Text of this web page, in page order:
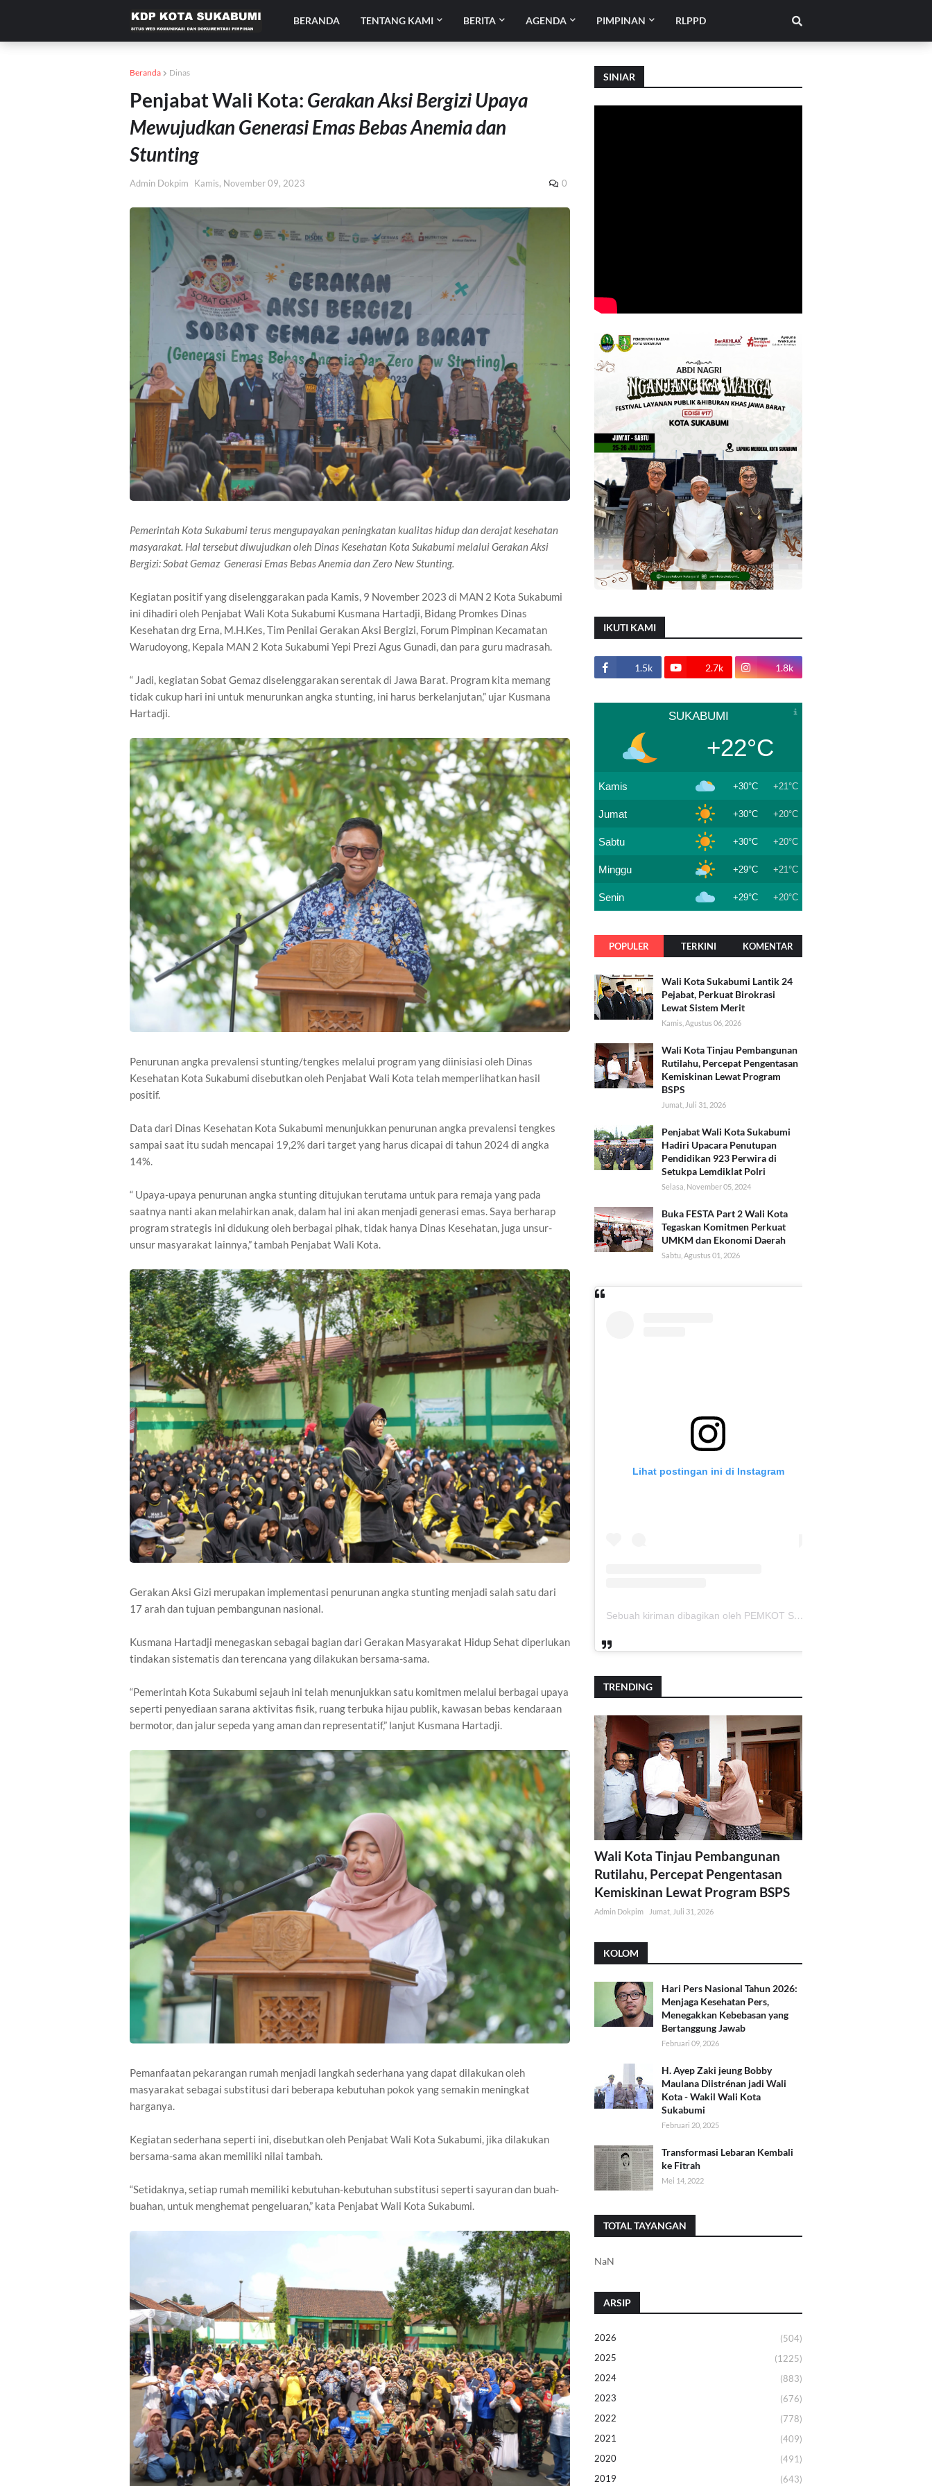
BERANDA TENTANG KAMI BERITA AGENDA PIMPINAN RLPPD
Beranda Dinas
Penjabat Wali Kota: Gerakan Aksi Bergizi Upaya
Mewujudkan Generasi Emas Bebas Anemia dan
Stunting
Admin Dokpim Kamis, November 09, 2023 0
Pemerintah Kota Sukabumi terus mengupayakan peningkatan kualitas hidup dan derajat kesehatan
masyarakat. Hal tersebut diwujudkan oleh Dinas Kesehatan Kota Sukabumi melalui Gerakan Aksi
Bergizi: Sobat Gemaz Generasi Emas Bebas Anemia dan Zero New Stunting.
Kegiatan positif yang diselenggarakan pada Kamis, 9 November 2023 di MAN 2 Kota Sukabumi
ini dihadiri oleh Penjabat Wali Kota Sukabumi Kusmana Hartadji, Bidang Promkes Dinas
Kesehatan drg Erna, M.H.Kes, Tim Penilai Gerakan Aksi Bergizi, Forum Pimpinan Kecamatan
Warudoyong, Kepala MAN 2 Kota Sukabumi Yepi Prezi Agus Gunadi, dan para guru madrasah.
“ Jadi, kegiatan Sobat Gemaz diselenggarakan serentak di Jawa Barat. Program kita memang
tidak cukup hari ini untuk menurunkan angka stunting, ini harus berkelanjutan,” ujar Kusmana
Hartadji.
Penurunan angka prevalensi stunting/tengkes melalui program yang diinisiasi oleh Dinas
Kesehatan Kota Sukabumi disebutkan oleh Penjabat Wali Kota telah memperlihatkan hasil
positif.
Data dari Dinas Kesehatan Kota Sukabumi menunjukkan penurunan angka prevalensi tengkes
sampai saat itu sudah mencapai 19,2% dari target yang harus dicapai di tahun 2024 di angka
14%.
“ Upaya-upaya penurunan angka stunting ditujukan terutama untuk para remaja yang pada
saatnya nanti akan melahirkan anak, dalam hal ini akan menjadi generasi emas. Saya berharap
program strategis ini didukung oleh berbagai pihak, tidak hanya Dinas Kesehatan, juga unsur-
unsur masyarakat lainnya,” tambah Penjabat Wali Kota.
Gerakan Aksi Gizi merupakan implementasi penurunan angka stunting menjadi salah satu dari
17 arah dan tujuan pembangunan nasional.
Kusmana Hartadji menegaskan sebagai bagian dari Gerakan Masyarakat Hidup Sehat diperlukan
tindakan sistematis dan terencana yang dilakukan bersama-sama.
“Pemerintah Kota Sukabumi sejauh ini telah menunjukkan satu komitmen melalui berbagai upaya
seperti penyediaan sarana aktivitas fisik, ruang terbuka hijau publik, kawasan bebas kendaraan
bermotor, dan jalur sepeda yang aman dan representatif,” lanjut Kusmana Hartadji.
Pemanfaatan pekarangan rumah menjadi langkah sederhana yang dapat dilakukan oleh
masyarakat sebagai substitusi dari beberapa kebutuhan pokok yang semakin meningkat
harganya.
Kegiatan sederhana seperti ini, disebutkan oleh Penjabat Wali Kota Sukabumi, jika dilakukan
bersama-sama akan memiliki nilai tambah.
“Setidaknya, setiap rumah memiliki kebutuhan-kebutuhan substitusi seperti sayuran dan buah-
buahan, untuk menghemat pengeluaran,” kata Penjabat Wali Kota Sukabumi.
SINIAR
IKUTI KAMI
1.5k 2.7k 1.8k
SUKABUMI
+22°C
Kamis +30°C +21°C
Jumat +30°C +20°C
Sabtu +30°C +20°C
Minggu +29°C +21°C
Senin +29°C +20°C
POPULER TERKINI KOMENTAR
Wali Kota Sukabumi Lantik 24
Pejabat, Perkuat Birokrasi
Lewat Sistem Merit
Kamis, Agustus 06, 2026
Wali Kota Tinjau Pembangunan
Rutilahu, Percepat Pengentasan
Kemiskinan Lewat Program
BSPS
Jumat, Juli 31, 2026
Penjabat Wali Kota Sukabumi
Hadiri Upacara Penutupan
Pendidikan 923 Perwira di
Setukpa Lemdiklat Polri
Selasa, November 05, 2024
Buka FESTA Part 2 Wali Kota
Tegaskan Komitmen Perkuat
UMKM dan Ekonomi Daerah
Sabtu, Agustus 01, 2026
Lihat postingan ini di Instagram
Sebuah kiriman dibagikan oleh PEMKOT SUKABUMI (@pemkotsukabumi_)
TRENDING
Wali Kota Tinjau Pembangunan
Rutilahu, Percepat Pengentasan
Kemiskinan Lewat Program BSPS
Admin Dokpim Jumat, Juli 31, 2026
KOLOM
Hari Pers Nasional Tahun 2026:
Menjaga Kesehatan Pers,
Menegakkan Kebebasan yang
Bertanggung Jawab
Februari 09, 2026
H. Ayep Zaki jeung Bobby
Maulana Diistrénan jadi Wali
Kota - Wakil Wali Kota
Sukabumi
Februari 20, 2025
Transformasi Lebaran Kembali
ke Fitrah
Mei 14, 2022
TOTAL TAYANGAN
NaN
ARSIP
2026
(504)
2025
(1225)
2024
(883)
2023
(676)
2022
(778)
2021
(409)
2020
(491)
2019
(643)